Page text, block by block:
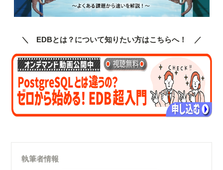
＼ EDBとは？について知りたい方はこちらへ！ ／
執筆者情報